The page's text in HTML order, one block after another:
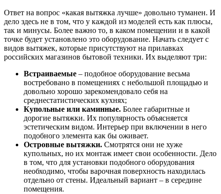
Ответ на вопрос «какая вытяжка лучше» довольно туманен. И
дело здесь не в том, что у каждой из моделей есть как плюсы,
так и минусы. Более важно то, в каком помещении и в какой
точке будет установлено это оборудование. Начать следует с
видов вытяжек, которые присутствуют на прилавках
российских магазинов бытовой техники. Их выделяют три:
Встраиваемые – подобное оборудование весьма
востребовано в помещениях с небольшой площадью и
довольно хорошо зарекомендовало себя на
среднестатистических кухнях;
Купольные или каминные. Более габаритные и
дорогие вытяжки. Их популярность объясняется
эстетическим видом. Интерьер при включении в него
подобного элемента как бы оживает.
Островные вытяжки. Смотрятся они не хуже
купольных, но их монтаж имеет свои особенности. Дело
в том, что для установки подобного оборудования
необходимо, чтобы варочная поверхность находилась
отдельно от стены. Идеальный вариант – в середине
помещения.